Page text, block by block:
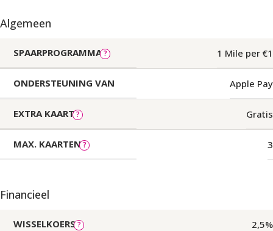
Reisannulering
Eigendommen
Vluchtvertraging
verzekeringsvoorwaarden voor alle details.
AANKOOPVERZEKERING
Algemeen
SPAARPROGRAMMA 1 Mile per €1
ONDERSTEUNING VAN Apple Pay
EXTRA KAART Gratis
MAX. KAARTEN 3
Financieel
WISSELKOERS 2,5%